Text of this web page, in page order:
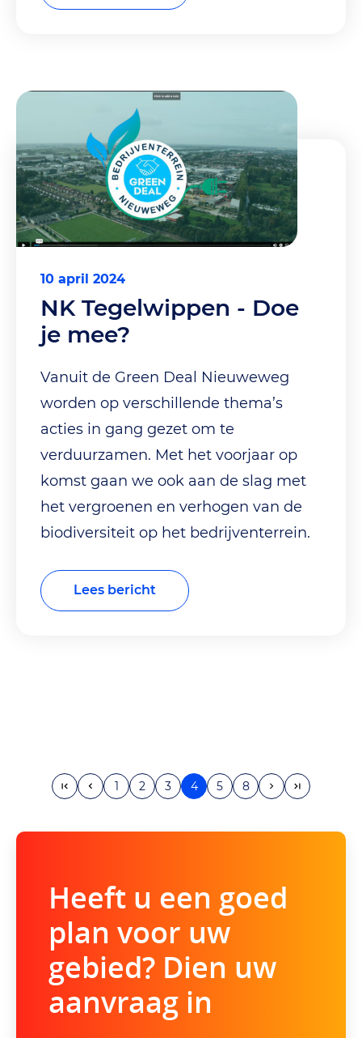
10 april 2024
NK Tegelwippen - Doe
je mee?
Vanuit de Green Deal Nieuweweg
worden op verschillende thema’s
acties in gang gezet om te
verduurzamen. Met het voorjaar op
komst gaan we ook aan de slag met
het vergroenen en verhogen van de
biodiversiteit op het bedrijventerrein.
Lees bericht
1 2 3 4 5 8
Heeft u een goed
plan voor uw
gebied? Dien uw
aanvraag in